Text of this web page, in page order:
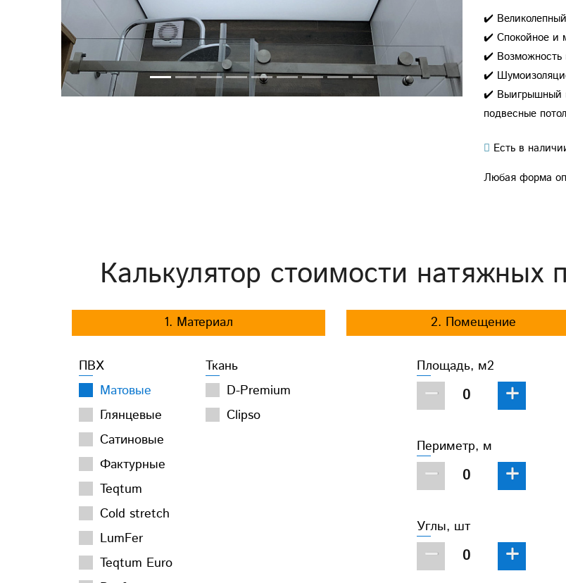
✔️
✔️ Спокойное и
✔️ Возможность
✔️
✔️ Выигрышный
подвесные
Есть в
Любая форма
Калькулятор стоимости натяжных
1. Материал
ПВХ
Матовые
Глянцевые
Сатиновые
Фактурные
Teqtum
Cold stretch
LumFer
Teqtum Euro
Ткань
D-Premium
Clipso
2. Помещение
Площадь, м2
− +
Периметр, м
− +
Углы, шт
− +